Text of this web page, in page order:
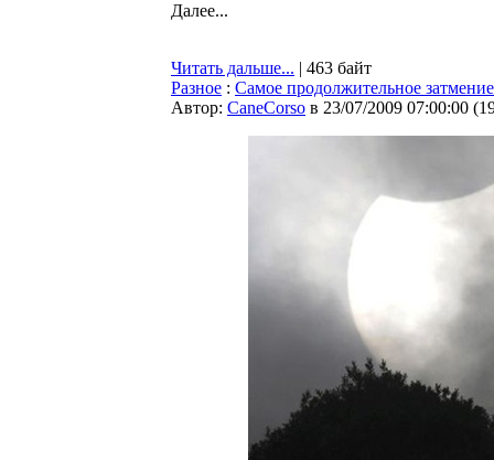
Далее...
Читать дальше... | 463 байт
Разное : Самое продолжительное
Автор: CaneCorso в 23/07/2009 07:00:00 (